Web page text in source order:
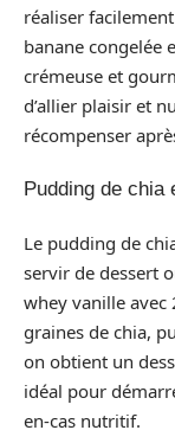
réaliser
banane congelée
crémeuse et
d’allier plaisir et
récompenser
Pudding de chia
Le pudding de
servir de dessert
whey vanille avec
graines de chia,
on obtient un
idéal pour
en-cas nutritif.